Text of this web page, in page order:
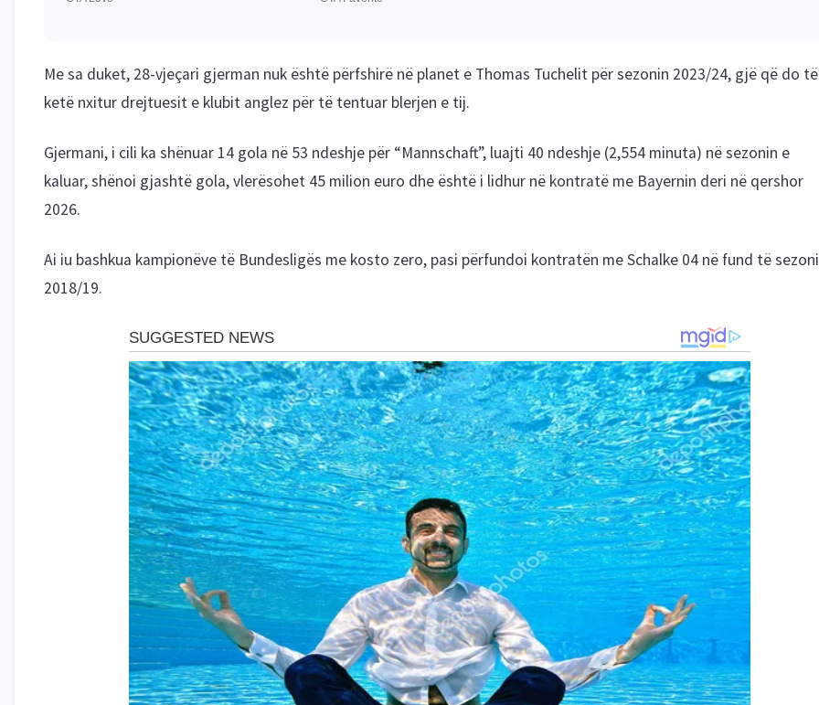
Me sa duket, 28-vjeçari gjerman nuk është përfshirë në planet e Thomas Tuchelit për sezonin 2023/24, gjë që do të
ketë nxitur drejtuesit e klubit anglez për të tentuar blerjen e tij.
Gjermani, i cili ka shënuar 14 gola në 53 ndeshje për “Mannschaft”, luajti 40 ndeshje (2,554 minuta) në sezonin e
kaluar, shënoi gjashtë gola, vlerësohet 45 milion euro dhe është i lidhur në kontratë me Bayernin deri në qershor
2026.
Ai iu bashkua kampionëve të Bundesligës me kosto zero, pasi përfundoi kontratën me Schalke 04 në fund të
2018/19.